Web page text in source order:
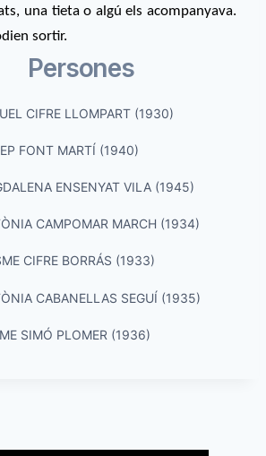
una tieta o algú els acompanyava.
sortir.
Persones
CIFRE LLOMPART (1930)
FONT MARTÍ (1940)
ENSENYAT VILA (1945)
CAMPOMAR MARCH (1934)
CIFRE BORRÁS (1933)
CABANELLAS SEGUÍ (1935)
SIMÓ PLOMER (1936)